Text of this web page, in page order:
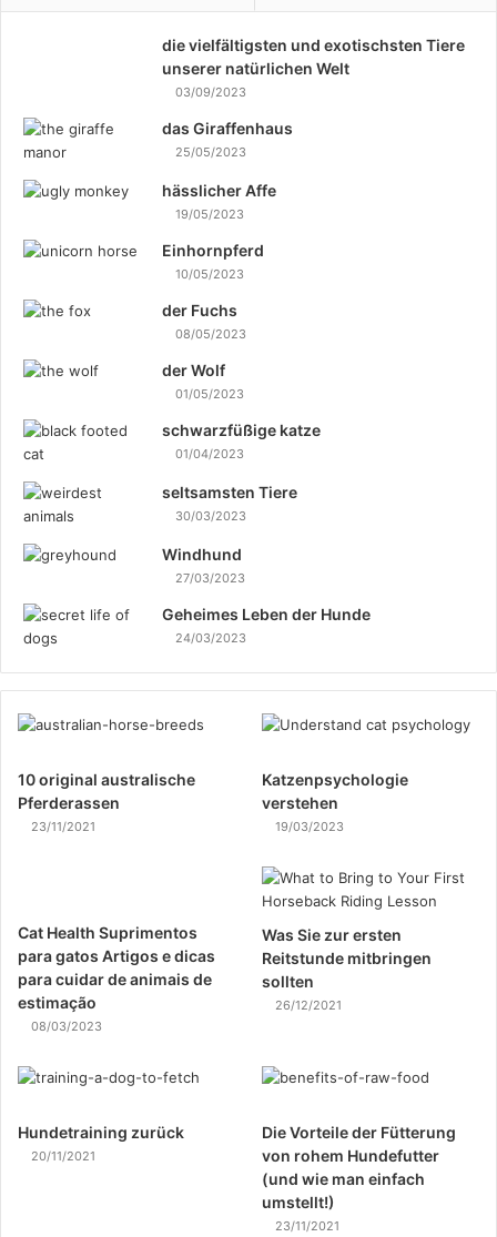
die vielfältigsten und exotischsten Tiere
unserer natürlichen Welt
03/09/2023
das Giraffenhaus
25/05/2023
hässlicher Affe
19/05/2023
Einhornpferd
10/05/2023
der Fuchs
08/05/2023
der Wolf
01/05/2023
schwarzfüßige katze
01/04/2023
seltsamsten Tiere
30/03/2023
Windhund
27/03/2023
Geheimes Leben der Hunde
24/03/2023
10 original australische
Pferderassen
23/11/2021
Katzenpsychologie
verstehen
19/03/2023
Cat Health Suprimentos
para gatos Artigos e dicas
para cuidar de animais de
estimação
08/03/2023
Was Sie zur ersten
Reitstunde mitbringen
sollten
26/12/2021
Hundetraining zurück
20/11/2021
Die Vorteile der Fütterung
von rohem Hundefutter
(und wie man einfach
umstellt!)
23/11/2021